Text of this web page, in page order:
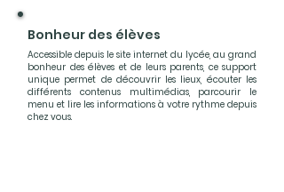
Bonheur des élèves
Accessible depuis le site internet du lycée, au grand
bonheur des élèves et de leurs parents, ce support
unique permet de découvrir les lieux, écouter les
différents contenus multimédias, parcourir le
menu et lire les informations à votre rythme depuis
chez vous.